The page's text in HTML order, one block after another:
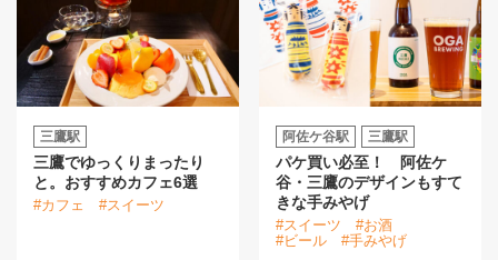
三鷹駅
三鷹でゆっくりまったり
と。おすすめカフェ6選
#カフェ #スイーツ
阿佐ケ谷駅 三鷹駅
パケ買い必至！ 阿佐ケ
谷・三鷹のデザインもすて
きな手みやげ
#スイーツ
#お酒
#ビール
#手みやげ